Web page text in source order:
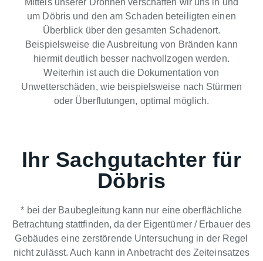
um Döbris und den am Schaden beteiligten einen
Überblick über den gesamten Schadenort.
Beispielsweise die Ausbreitung von Bränden kann
hiermit deutlich besser nachvollzogen werden.
Weiterhin ist auch die Dokumentation von
Unwetterschäden, wie beispielsweise nach Stürmen
oder Überflutungen, optimal möglich.
Ihr Sachgutachter für
Döbris
* bei der Baubegleitung kann nur eine oberflächliche
Betrachtung stattfinden, da der Eigentümer / Erbauer des
Gebäudes eine zerstörende Untersuchung in der Regel
nicht zulässt. Auch kann in Anbetracht des Zeiteinsatzes